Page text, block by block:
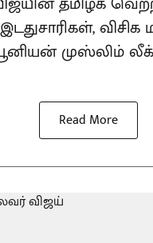
விசிக
முஸ்லிம்
Read More